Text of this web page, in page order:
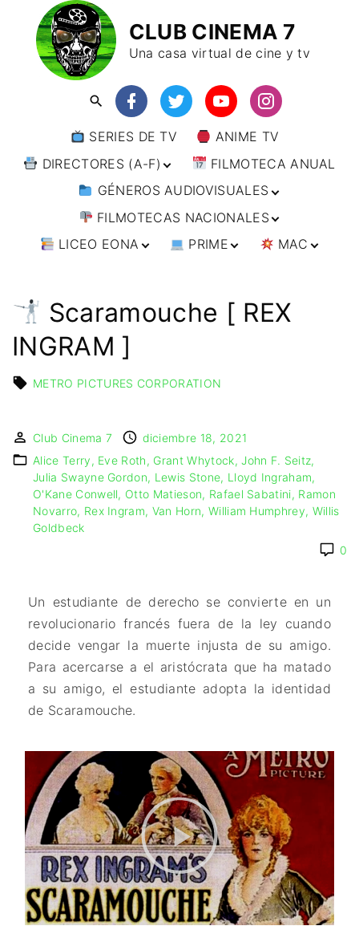
CLUB CINEMA 7
Una casa virtual de cine y tv
SERIES DE TV
ANIME TV
DIRECTORES (A-F)
DIRECTORES (F-L)
DIRECTORES (L-
W)
FILMOTECA ANUAL
GÉNEROS AUDIOVISUALES
ANIMACIÓN
ARTES MARCIALES
CINE DOCUMENTAL
CINE NEGRO / CRIMEN /
ESPIONAJE
COMEDIA
EXPERIMENTOS
FANTÁSTICO
MUSICAL
TERROR
FILMOTECAS NACIONALES
AFRICA
BRASIL
INDIA
EUROPA
FRANCIA
ITALIA
PAISES BAJOS
REINO UNIDO
OCEANIA
LICEO EONA
ONLINE
FILM DOCTOR
IMAGEN & VIDEO
SERVICIOS DE
CONTACTO
TARJETA
DIGITAL
PRIME
IMPRESCINDIBLES
MAC
ANIME
🗨 CÓMICS
Scaramouche [ REX
INGRAM ]
METRO PICTURES CORPORATION
Club Cinema 7
diciembre 18, 2021
Alice Terry
Eve Roth Grant Whytock John F. Seitz
Julia Swayne Gordon
Lewis Stone Lloyd Ingraham
O'Kane Conwell
Otto Matieson Rafael Sabatini Ramon
Novarro Rex Ingram Van Horn William Humphrey Willis
Goldbeck
0
Un estudiante de derecho se convierte en un
revolucionario francés fuera de la ley cuando
decide vengar la muerte injusta de su amigo.
Para acercarse a el aristócrata que ha matado
a su amigo, el estudiante adopta la identidad
de Scaramouche.